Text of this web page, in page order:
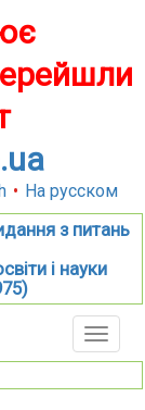
• На русском
з питань
і науки
Toggle